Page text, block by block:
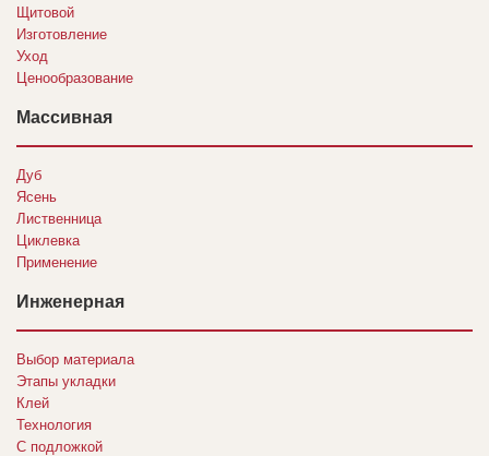
Щитовой
Изготовление
Уход
Ценообразование
Массивная
Дуб
Ясень
Лиственница
Циклевка
Применение
Инженерная
Выбор материала
Этапы укладки
Клей
Технология
С подложкой